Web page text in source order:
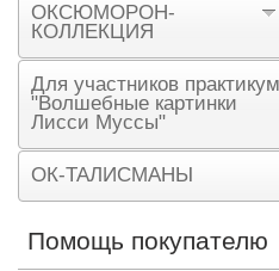
ОКСЮМОРОН-
КОЛЛЕКЦИЯ
Для участников
"Волшебные картинки
Лисси Муссы"
ОК-ТАЛИСМАНЫ
Помощь покупателю